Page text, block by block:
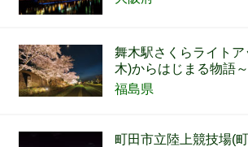
舞木駅さくらライト
木)からはじまる物語～
福島県
町田市立陸上競技場(